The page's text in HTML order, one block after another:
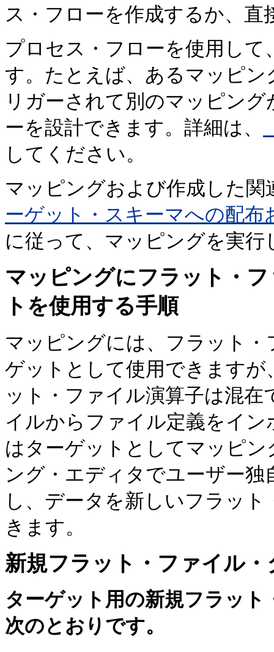
ス・フローを作成するか、
プロセス・フローを使用し
す。たとえば、あるマッピ
リガーされて別のマッピン
ーを設計できます。詳細は、
してください。
マッピングおよび作成した
ーゲット・スキーマへの配
に従って、マッピングを実行
マッピングにフラット・
トを使用する手順
マッピングには、フラット
ゲットとして使用できます
ット・ファイル演算子は混
イルからファイル定義をイ
はターゲットとしてマッピ
ング・エディタでユーザー
し、データを新しいフラッ
きます。
新規フラット・ファイル
ターゲット用の新規フラッ
次のとおりです。